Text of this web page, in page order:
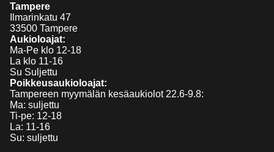
Tampere
Ilmarinkatu 47
33500 Tampere
Aukioloajat:
Ma-Pe klo 12-18
La klo 11-16
Su Suljettu
Poikkeusaukioloajat:
Tampereen myymälän kesäaukiolot 22.6-9.8:
Ma: suljettu
Ti-pe: 12-18
La: 11-16
Su: suljettu